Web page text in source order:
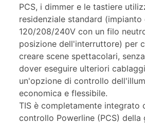
PCS, i dimmer e le tastiere
residenziale standard
120/208/240V con un filo
posizione dell'interruttore) per
creare scene spettacolari,
dover eseguire ulteriori
un'opzione di controllo
economica e flessibile.
TIS è completamente integrato
controllo Powerline (PCS) della